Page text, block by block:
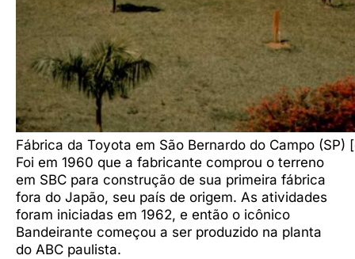
Fábrica da Toyota em São Bernardo do Campo (SP)
Foi em 1960 que a fabricante comprou o terreno
em SBC para construção de sua primeira fábrica
fora do Japão, seu país de origem. As atividades
foram iniciadas em 1962, e então o icônico
Bandeirante começou a ser produzido na planta
do ABC paulista.